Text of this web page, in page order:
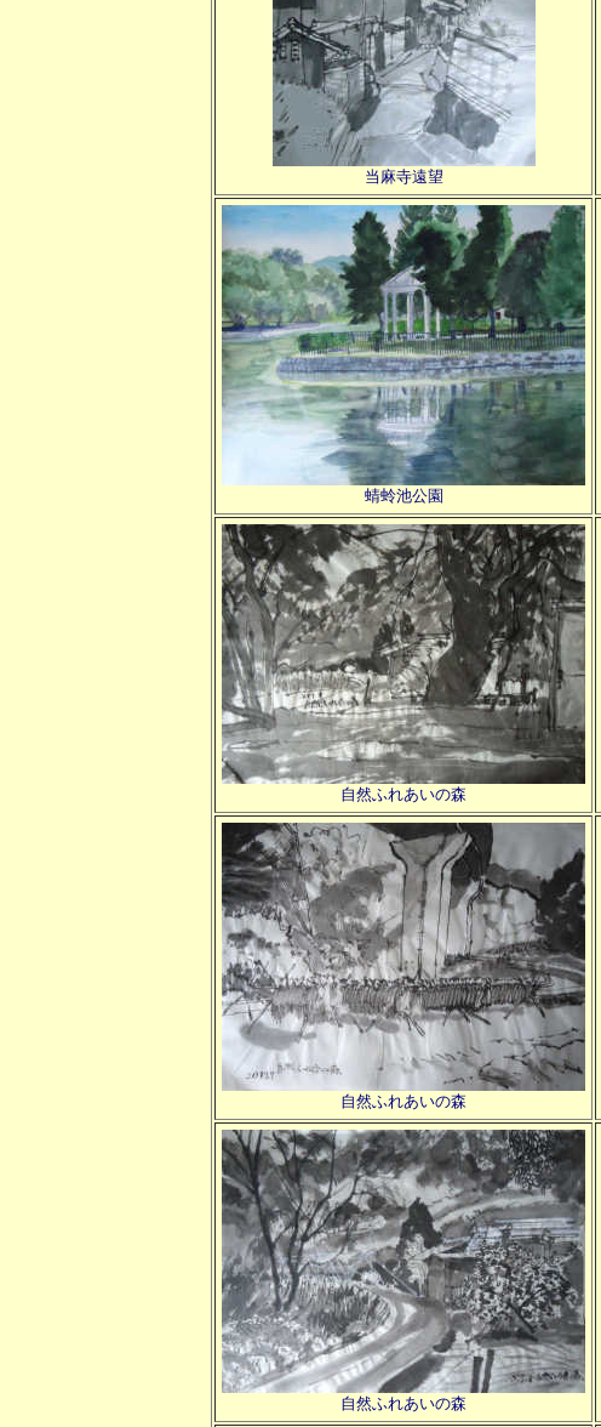
当麻寺遠望
蜻蛉池公園
自然ふれあいの森
自然ふれあいの森
自然ふれあいの森